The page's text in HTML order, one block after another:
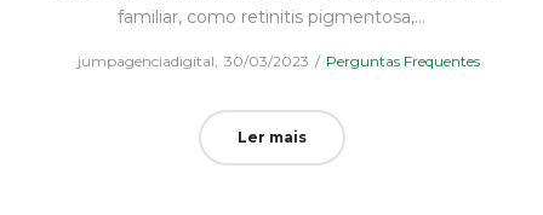
familiar, como retinitis pigmentosa,…
jumpagenciadigital Posted
30/03/2023
Posted
Perguntas Frequentes
Ler mais